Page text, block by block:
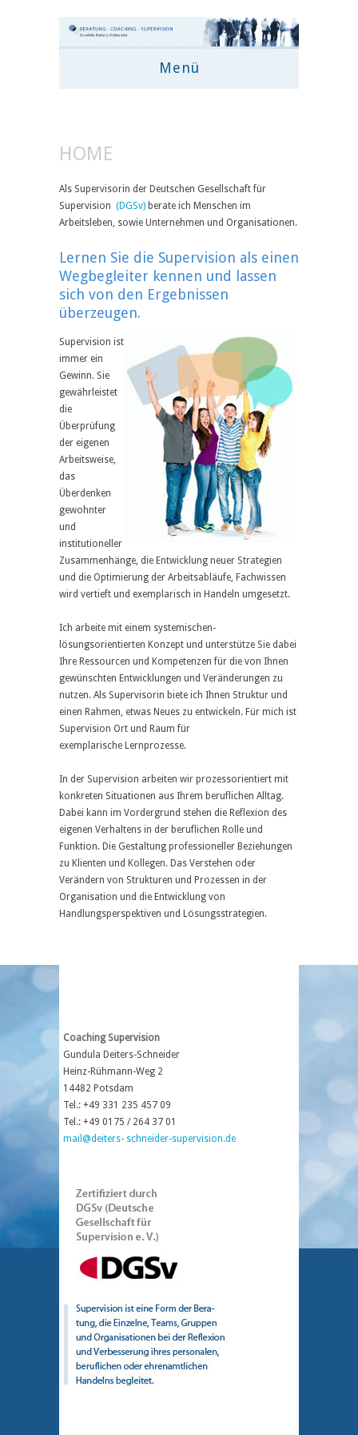
Menü
HOME
Als Supervisorin der Deutschen Gesellschaft für
Supervision (DGSv) berate ich Menschen im
Arbeitsleben, sowie Unternehmen und Organisationen.
Lernen Sie die Supervision als einen
Wegbegleiter kennen und lassen
sich von den Ergebnissen
überzeugen.
Supervision ist
immer ein
Gewinn. Sie
gewährleistet
die
Überprüfung
der eigenen
Arbeitsweise,
das
Überdenken
gewohnter
und
institutioneller
Zusammenhänge, die Entwicklung neuer Strategien
und die Optimierung der Arbeitsabläufe, Fachwissen
wird vertieft und exemplarisch in Handeln umgesetzt.
Ich arbeite mit einem systemischen-
lösungsorientierten Konzept und unterstütze Sie dabei
Ihre Ressourcen und Kompetenzen für die von Ihnen
gewünschten Entwicklungen und Veränderungen zu
nutzen. Als Supervisorin biete ich Ihnen Struktur und
einen Rahmen, etwas Neues zu entwickeln. Für mich ist
Supervision Ort und Raum für
exemplarische Lernprozesse.
In der Supervision arbeiten wir prozessorientiert mit
konkreten Situationen aus Ihrem beruflichen Alltag.
Dabei kann im Vordergrund stehen die Reflexion des
eigenen Verhaltens in der beruflichen Rolle und
Funktion. Die Gestaltung professioneller Beziehungen
zu Klienten und Kollegen. Das Verstehen oder
Verändern von Strukturen und Prozessen in der
Organisation und die Entwicklung von
Handlungsperspektiven und Lösungsstrategien.
Coaching Supervision
Gundula Deiters-Schneider
Heinz-Rühmann-Weg 2
14482 Potsdam
Tel.: +49 331 235 457 09
Tel.: +49 0175 / 264 37 01
mail@deiters- schneider-supervision.de